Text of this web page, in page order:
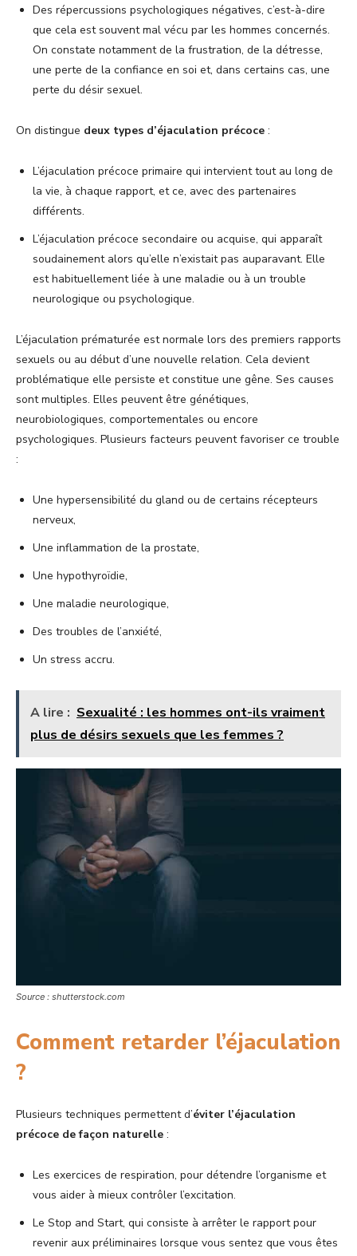
Des répercussions psychologiques négatives, c’est-à-dire
que cela est souvent mal vécu par les hommes concernés.
On constate notamment de la frustration, de la détresse,
une perte de la confiance en soi et, dans certains cas, une
perte du désir sexuel.
On distingue deux types d’éjaculation précoce :
L’éjaculation précoce primaire qui intervient tout au long de
la vie, à chaque rapport, et ce, avec des partenaires
différents.
L’éjaculation précoce secondaire ou acquise, qui apparaît
soudainement alors qu’elle n’existait pas auparavant. Elle
est habituellement liée à une maladie ou à un trouble
neurologique ou psychologique.
L’éjaculation prématurée est normale lors des premiers rapports
sexuels ou au début d’une nouvelle relation. Cela devient
problématique elle persiste et constitue une gêne. Ses causes
sont multiples. Elles peuvent être génétiques,
neurobiologiques, comportementales ou encore
psychologiques. Plusieurs facteurs peuvent favoriser ce trouble
:
Une hypersensibilité du gland ou de certains récepteurs
nerveux,
Une inflammation de la prostate,
Une hypothyroïdie,
Une maladie neurologique,
Des troubles de l’anxiété,
Un stress accru.
A lire : Sexualité : les hommes ont-ils vraiment
plus de désirs sexuels que les femmes ?
Source : shutterstock.com
Comment retarder l’éjaculation
?
Plusieurs techniques permettent d’éviter l’éjaculation
précoce de façon naturelle :
Les exercices de respiration, pour détendre l’organisme et
vous aider à mieux contrôler l’excitation.
Le Stop and Start, qui consiste à arrêter le rapport pour
revenir aux préliminaires lorsque vous sentez que vous êtes